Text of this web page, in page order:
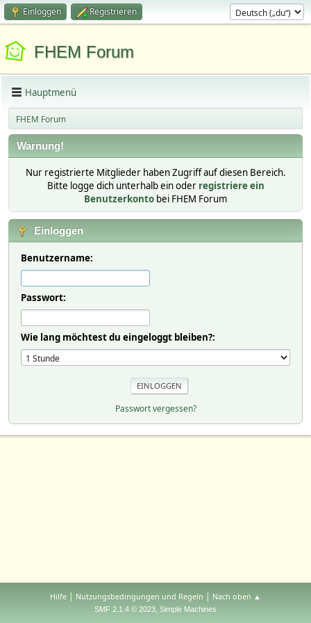
Einloggen Registrieren
FHEM Forum
Hauptmenü
FHEM Forum
Warnung!
Nur registrierte Mitglieder haben Zugriff auf diesen Bereich.
Bitte logge dich unterhalb ein oder registriere ein
Benutzerkonto bei FHEM Forum
Einloggen
Benutzername:
Passwort:
Wie lang möchtest du eingeloggt bleiben?:
Passwort vergessen?
Hilfe | Nutzungsbedingungen und Regeln | Nach oben ▲
SMF 2.1.4 © 2023, Simple Machines